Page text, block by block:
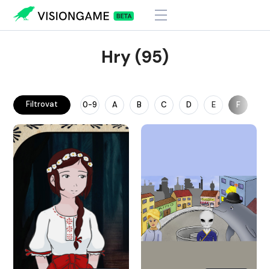
Hry (95)
Filtrovat 0-9 A B C D E F